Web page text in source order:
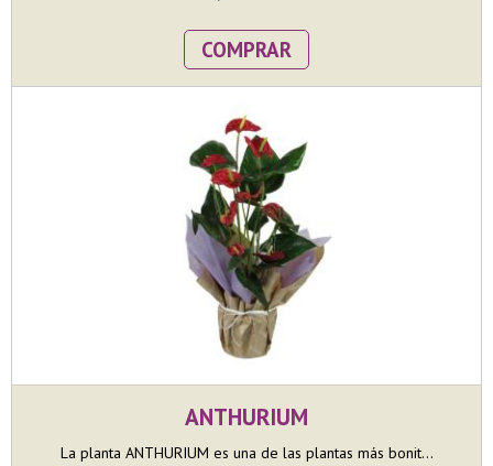
COMPRAR
ANTHURIUM
La planta ANTHURIUM es una de las plantas más bonit...